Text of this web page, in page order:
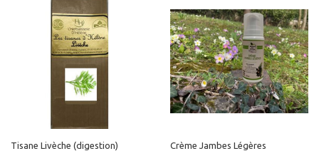
Tisane Livèche (digestion) Crème Jambes Légères